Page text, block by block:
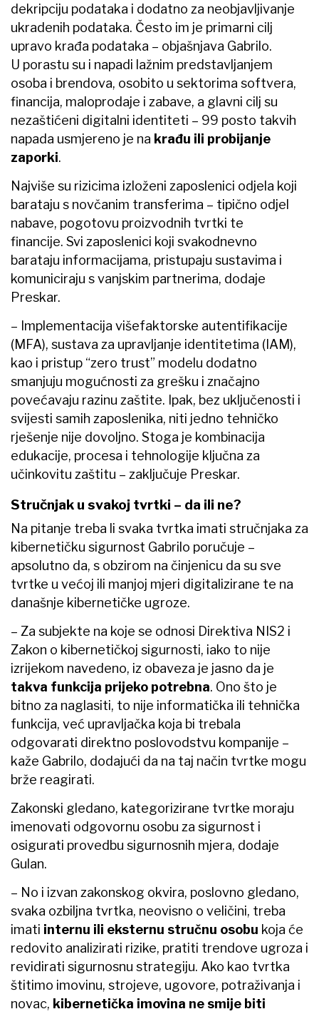
dekripciju podataka i dodatno za neobjavljivanje
ukradenih podataka. Često im je primarni cilj
upravo krađa podataka – objašnjava Gabrilo.
U porastu su i napadi lažnim predstavljanjem
osoba i brendova, osobito u sektorima softvera,
financija, maloprodaje i zabave, a glavni cilj su
nezaštićeni digitalni identiteti – 99 posto takvih
napada usmjereno je na krađu ili probijanje
zaporki.
Najviše su rizicima izloženi zaposlenici odjela koji
barataju s novčanim transferima – tipično odjel
nabave, pogotovu proizvodnih tvrtki te
financije. Svi zaposlenici koji svakodnevno
barataju informacijama, pristupaju sustavima i
komuniciraju s vanjskim partnerima, dodaje
Preskar.
– Implementacija višefaktorske autentifikacije
(MFA), sustava za upravljanje identitetima (IAM),
kao i pristup “zero trust” modelu dodatno
smanjuju mogućnosti za grešku i značajno
povećavaju razinu zaštite. Ipak, bez uključenosti i
svijesti samih zaposlenika, niti jedno tehničko
rješenje nije dovoljno. Stoga je kombinacija
edukacije, procesa i tehnologije ključna za
učinkovitu zaštitu – zaključuje Preskar.
Stručnjak u svakoj tvrtki – da ili ne?
Na pitanje treba li svaka tvrtka imati stručnjaka za
kibernetičku sigurnost Gabrilo poručuje –
apsolutno da, s obzirom na činjenicu da su sve
tvrtke u većoj ili manjoj mjeri digitalizirane te na
današnje kibernetičke ugroze.
– Za subjekte na koje se odnosi Direktiva NIS2 i
Zakon o kibernetičkoj sigurnosti, iako to nije
izrijekom navedeno, iz obaveza je jasno da je
takva funkcija prijeko potrebna. Ono što je
bitno za naglasiti, to nije informatička ili tehnička
funkcija, već upravljačka koja bi trebala
odgovarati direktno poslovodstvu kompanije –
kaže Gabrilo, dodajući da na taj način tvrtke mogu
brže reagirati.
Zakonski gledano, kategorizirane tvrtke moraju
imenovati odgovornu osobu za sigurnost i
osigurati provedbu sigurnosnih mjera, dodaje
Gulan.
– No i izvan zakonskog okvira, poslovno gledano,
svaka ozbiljna tvrtka, neovisno o veličini, treba
imati internu ili eksternu stručnu osobu koja će
redovito analizirati rizike, pratiti trendove ugroza i
revidirati sigurnosnu strategiju. Ako kao tvrtka
štitimo imovinu, strojeve, ugovore, potraživanja i
novac, kibernetička imovina ne smije biti